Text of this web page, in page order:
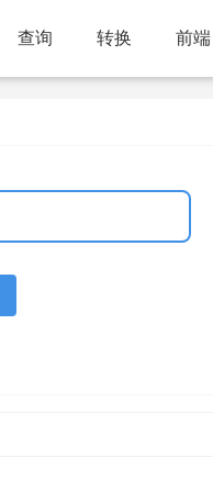
查询 转换 前端